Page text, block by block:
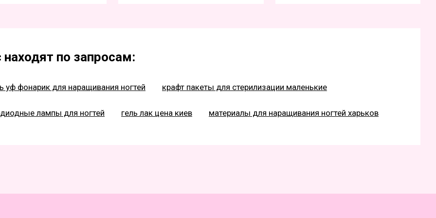
находят по запросам:
уф фонарик для наращивания ногтей крафт пакеты для стерилизации маленькие
лампы для ногтей гель лак цена киев материалы для наращивания ногтей харьков